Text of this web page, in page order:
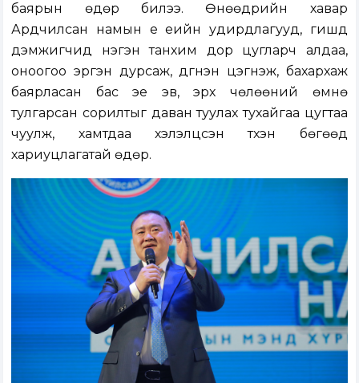
баярын өдөр билээ. Өнөөдрийн хавар
Ардчилсан намын үе үеийн удирдлагууд, гишүүд
дэмжигчид нэгэн танхим дор цугларч алдаа,
оноогоо эргэн дурсаж, дүгнэн цэгнэж, бахархаж
баярласан бас эе эв, эрх чөлөөний өмнө
тулгарсан сорилтыг даван туулах тухайгаа цугтаа
чуулж, хамтдаа хэлэлцсэн түүхэн бөгөөд
хариуцлагатай өдөр.